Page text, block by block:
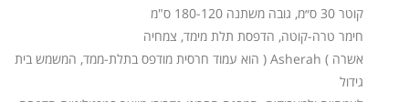
קוטר 30 ס״מ, גובה משתנה 180-120 ס"מ
חימר טרה-קוטה, הדפסת תלת מימד, צמחיה
אשרה ) Asherah ( הוא עמוד חרסית מודפס בתלת-ממד, המשמש בית
גידול